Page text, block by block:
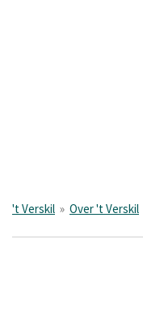
't Verskil » Over 't Verskil